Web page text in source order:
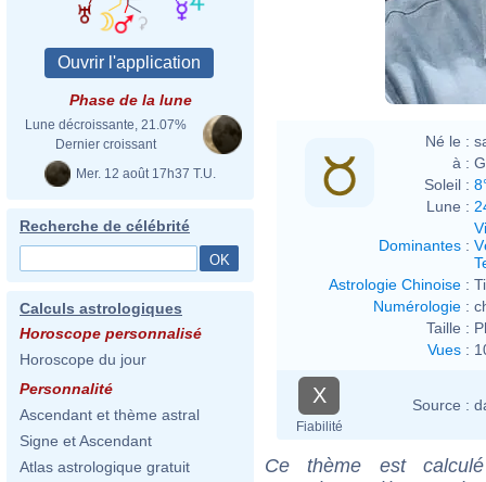
Phase de la lune
Lune décroissante, 21.07%
Dernier croissant
Mer. 12 août 17h37 T.U.
Recherche de célébrité
Calculs astrologiques
Horoscope personnalisé
Horoscope du jour
Personnalité
Ascendant et thème astral
Signe et Ascendant
Atlas astrologique gratuit
Né le :
à :
Soleil :
Lune :
Dominantes :
Astrologie Chinoise :
Numérologie :
Taille :
Vues :
X
Fiabilité
Source :
Ce thème est